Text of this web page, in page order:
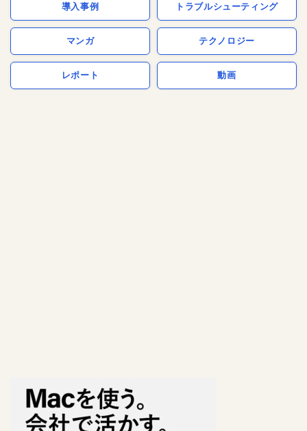
導入事例 トラブルシューティング
マンガ テクノロジー
レポート 動画